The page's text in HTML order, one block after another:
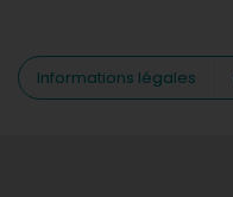
Informations légales